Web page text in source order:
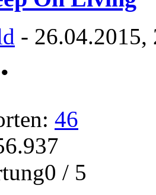
- 26.04.2015,
•
46
/ 5